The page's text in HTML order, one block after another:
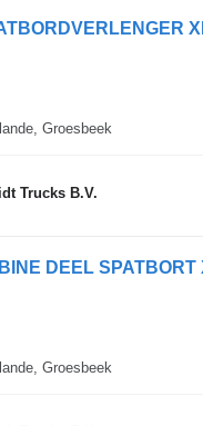
Groesbeek
Trucks B.V.
DEEL
Groesbeek